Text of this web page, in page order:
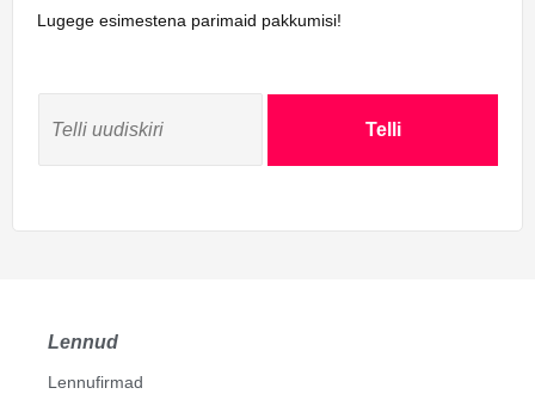
Lugege esimestena parimaid pakkumisi!
Telli
Lennud
Lennufirmad